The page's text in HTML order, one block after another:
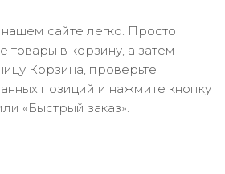
сайте легко. Просто
товары в корзину, а затем
Корзина, проверьте
позиций и нажмите кнопку
«Быстрый заказ».